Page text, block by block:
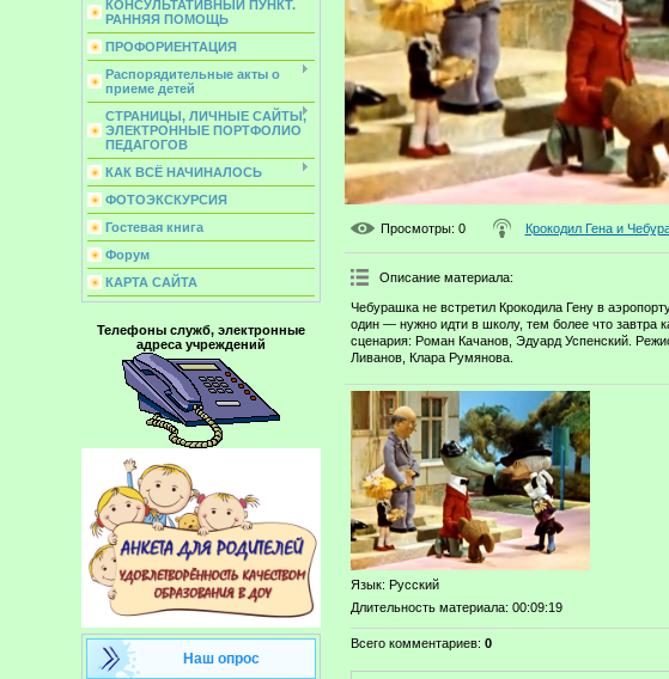
КОНСУЛЬТАТИВНЫЙ ПУНКТ.
РАННЯЯ ПОМОЩЬ
ПРОФОРИЕНТАЦИЯ
Распорядительные акты о
приеме детей
СТРАНИЦЫ, ЛИЧНЫЕ САЙТЫ,
ЭЛЕКТРОННЫЕ ПОРТФОЛИО
ПЕДАГОГОВ
КАК ВСЁ НАЧИНАЛОСЬ
ФОТОЭКСКУРСИЯ
Гостевая книга
Форум
КАРТА САЙТА
Телефоны служб, электронные
адреса учреждений
Наш опрос
Просмотры: 0 Крокодил Гена и
Описание материала:
Чебурашка не встретил Крокодила Гену в
один — нужно идти в школу, тем более что завтра
сценария: Роман Качанов, Эдуард Успенский.
Ливанов, Клара Румянова.
Язык: Русский
Длительность материала: 00:09:19
Всего комментариев: 0